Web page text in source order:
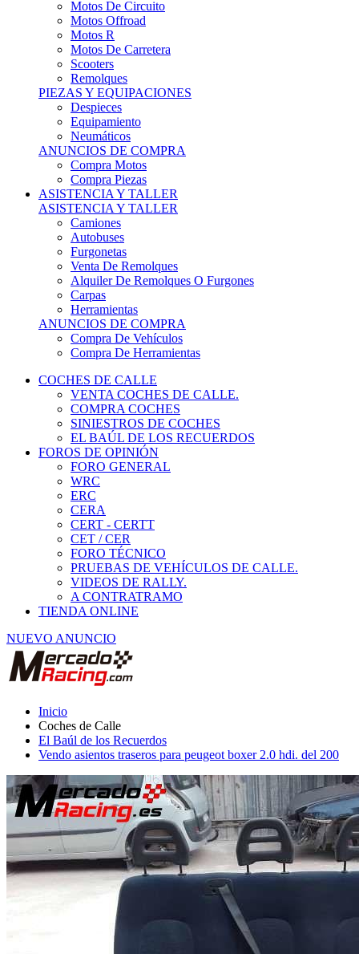
Motos R
Motos De Carretera
Scooters
Remolques
PIEZAS Y EQUIPACIONES
Despieces
Equipamiento
Neumáticos
ANUNCIOS DE COMPRA
Compra Motos
Compra Piezas
ASISTENCIA Y TALLER
ASISTENCIA Y TALLER
Camiones
Autobuses
Furgonetas
Venta De Remolques
Alquiler De Remolques O Furgones
Carpas
Herramientas
ANUNCIOS DE COMPRA
Compra De Vehículos
Compra De Herramientas
COCHES DE CALLE
VENTA COCHES DE CALLE.
COMPRA COCHES
SINIESTROS DE COCHES
EL BAÚL DE LOS RECUERDOS
FOROS DE OPINIÓN
FORO GENERAL
WRC
ERC
CERA
CERT - CERTT
CET / CER
FORO TÉCNICO
PRUEBAS DE VEHÍCULOS DE CALLE.
VIDEOS DE RALLY.
A CONTRATRAMO
TIENDA ONLINE
NUEVO ANUNCIO
Coches de Calle
El Baúl de los Recuerdos
Vendo asientos traseros para peugeot boxer 2.0 hdi. del 200